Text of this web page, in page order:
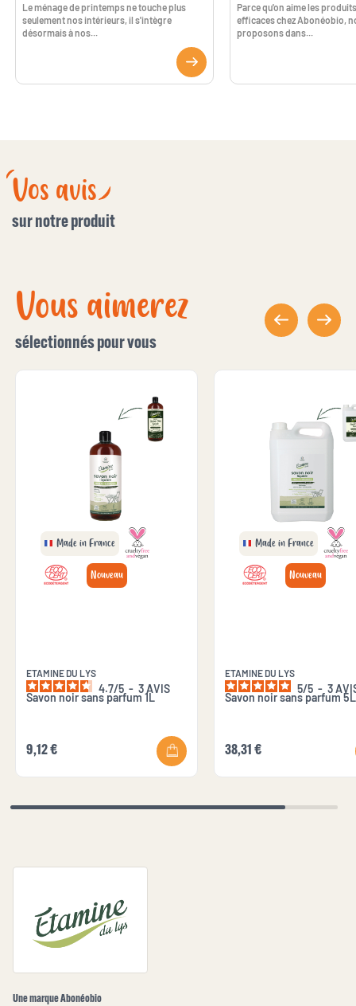
Le ménage de printemps ne touche plus
seulement nos intérieurs, il s'intègre
désormais à nos...
Parce qu'on aime les
efficaces chez Abonéobio,
proposons dans...
Vos avis
sur notre produit
Vous aimerez
sélectionnés pour vous
Made in France
Nouveau
ETAMINE DU LYS
4.7/5 - 3AVIS
Savon noir sans parfum 1L
9,12 €
Made in France
Nouveau
ETAMINE DU LYS
5/5 - 3
Savon noir sans parfum 5L
38,31 €
Une marque Abonéobio